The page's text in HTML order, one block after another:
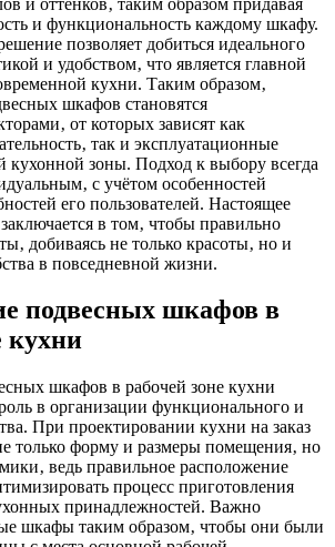
и функциональность каждому шкафу.
позволяет добиться идеального
и удобством‚ что является главной
кухни. Таким образом‚
шкафов становятся
от которых зависят как
так и эксплуатационные
кухонной зоны. Подход к выбору всегда
с учётом особенностей
его пользователей. Настоящее
в том‚ чтобы правильно
добиваясь не только красоты‚ но и
в повседневной жизни.
подвесных шкафов в
кухни
шкафов в рабочей зоне кухни
в организации функционального и
При проектировании кухни на заказ
только форму и размеры помещения‚ но
ведь правильное расположение
процесс приготовления
принадлежностей. Важно
шкафы таким образом‚ чтобы они были